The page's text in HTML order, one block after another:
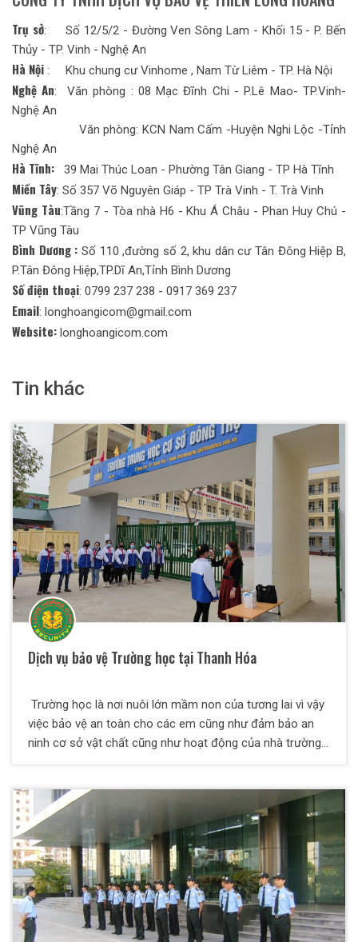
Trụ sở: Số 12/5/2 - Đường Ven Sông Lam - Khối 15 - P. Bến
Thủy - TP. Vinh - Nghệ An
Hà Nội : Khu chung cư Vinhome , Nam Từ Liêm - TP. Hà Nội
Nghệ An: Văn phòng : 08 Mạc Đĩnh Chi - P.Lê Mao- TP.Vinh-
Nghệ An
Văn phòng: KCN Nam Cấm -Huyện Nghi Lộc -Tỉnh
Nghệ An
Hà Tĩnh: 39 Mai Thúc Loan - Phường Tân Giang - TP Hà Tĩnh
Miền Tây: Số 357 Võ Nguyên Giáp - TP Trà Vinh - T. Trà Vinh
Vũng Tàu:Tầng 7 - Tòa nhà H6 - Khu Á Châu - Phan Huy Chú -
TP Vũng Tàu
Bình Dương : Số 110 ,đường số 2, khu dân cư Tân Đông Hiệp B,
P.Tân Đông Hiệp,TP.Dĩ An,Tỉnh Bình Dương
Số điện thoại: 0799 237 238 - 0917 369 237
Email: longhoangicom@gmail.com
Website: longhoangicom.com
Tin khác
Dịch vụ bảo vệ Trường học tại Thanh Hóa
Trường học là nơi nuôi lớn mầm non của tương lai vì vậy
việc bảo vệ an toàn cho các em cũng như đảm bảo an
ninh cơ sở vật chất cũng như hoạt động của nhà trường
đang là mục tiêu mà Công Ty TNHH Dịch Vụ Bảo Vệ
Thiên Long Hoàng đang hoạt động và ngày càng phát
triển. Công Ty TNHH Dịch Vụ Bảo Vệ Thiên Long Hoàng
không ngừng nâng cao năng lực nghiệp vụ, đạo đức cho
nhân viên bảo vệ nhằm tăng uy tín kí kết với khách hàng.